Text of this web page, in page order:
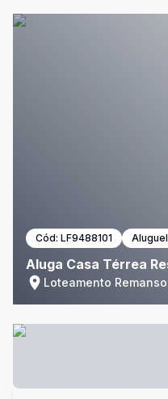
Cód: LF9488101 Aluguel
Aluga Casa Térrea
Loteamento